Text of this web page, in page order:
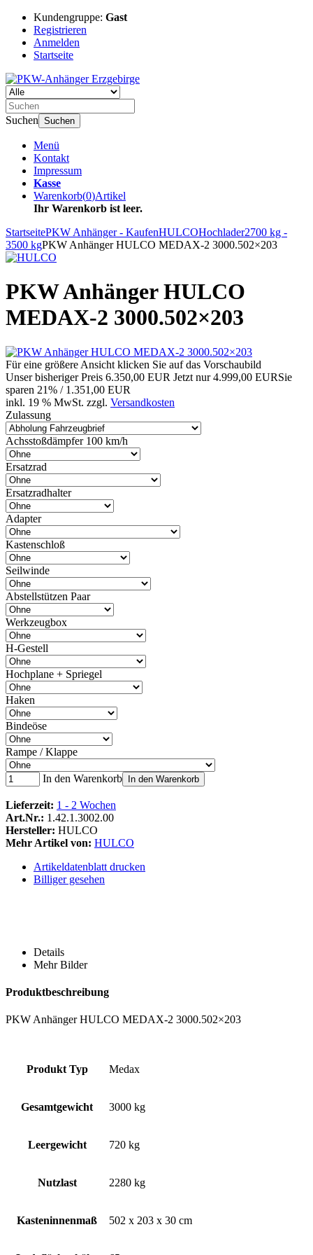
Kundengruppe: Gast
Registrieren
Anmelden
Startseite
Suchen Suchen
Menü
Kontakt
Impressum
Kasse
Warenkorb(0)Artikel
Ihr Warenkorb ist leer.
StartseitePKW Anhänger - KaufenHULCOHochlader2700 kg -
3500 kgPKW Anhänger HULCO MEDAX-2 3000.502×203
PKW Anhänger HULCO
MEDAX-2 3000.502×203
Für eine größere Ansicht klicken Sie auf das Vorschaubild
Unser bisheriger Preis 6.350,00 EUR Jetzt nur4.999,00 EURSie
sparen 21% / 1.351,00 EUR
inkl. 19 % MwSt. zzgl. Versandkosten
Zulassung
Achsstoßdämpfer 100 km/h
Ersatzrad
Ersatzradhalter
Adapter
Kastenschloß
Seilwinde
Abstellstützen Paar
Werkzeugbox
H-Gestell
Hochplane + Spriegel
Haken
Bindeöse
Rampe / Klappe
In den Warenkorb In den Warenkorb
Lieferzeit: 1 - 2 Wochen
Art.Nr.: 1.42.1.3002.00
Hersteller: HULCO
Mehr Artikel von: HULCO
Artikeldatenblatt drucken
Billiger gesehen
Details
Mehr Bilder
Produktbeschreibung
PKW Anhänger HULCO MEDAX-2 3000.502×203
Produkt Typ Medax
Gesamtgewicht 3000 kg
Leergewicht 720 kg
Nutzlast 2280 kg
Kasteninnenmaß 502 x 203 x 30 cm